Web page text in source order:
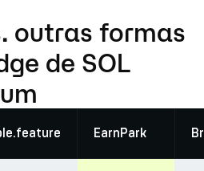
outras formas
de SOL
EarnPark